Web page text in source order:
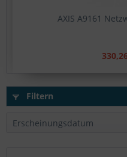
AXIS A9161
Filtern